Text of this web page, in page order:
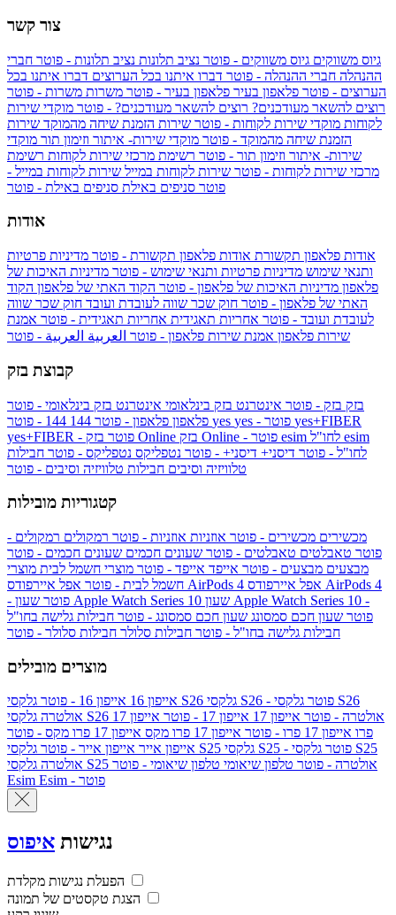
צור קשר
גיוס משווקים גיוס משווקים - פוטר נציב תלונות נציב תלונות - פוטר חברי
ההנהלה חברי ההנהלה - פוטר דברו איתנו בכל הערוצים דברו איתנו בכל
הערוצים - פוטר פלאפון בעיר פלאפון בעיר - פוטר משרות משרות - פוטר
רוצים להשאר מעודכנים? רוצים להשאר מעודכנים? - פוטר מוקדי שירות
לקוחות מוקדי שירות לקוחות - פוטר שירות הזמנת שיחה מהמוקד שירות
הזמנת שיחה מהמוקד - פוטר מוקדי שירות- איתור וזימון תור מוקדי
שירות- איתור וזימון תור - פוטר רשימת מרכזי שירות לקוחות רשימת
מרכזי שירות לקוחות - פוטר שירות לקוחות במייל שירות לקוחות במייל -
פוטר סניפים באילת סניפים באילת - פוטר
אודות
אודות פלאפון תקשורת אודות פלאפון תקשורת - פוטר מדיניות פרטיות
ותנאי שימוש מדיניות פרטיות ותנאי שימוש - פוטר מדיניות האיכות של
פלאפון מדיניות האיכות של פלאפון - פוטר הקוד האתי של פלאפון הקוד
האתי של פלאפון - פוטר חוק שכר שווה לעובדת ועובד חוק שכר שווה
לעובדת ועובד - פוטר אחריות תאגידית אחריות תאגידית - פוטר אמנת
שירות פלאפון אמנת שירות פלאפון - פוטר العربية العربية - פוטר
קבוצת בזק
בזק בזק - פוטר אינטרנט בזק בינלאומי אינטרנט בזק בינלאומי - פוטר
פלאפון פלאפון - פוטר 144 yes
yes+FIBER
yes+FIBER - פוטר בזק Online
esim
לחו"ל - פוטר דיסני+ דיסני+ - פוטר נטפליקס נטפליקס - פוטר חבילות
טלוויזיה וסיבים חבילות טלוויזיה וסיבים - פוטר
קטגוריות מובילות
מכשירים מכשירים - פוטר אוזניות אוזניות - פוטר רמקולים רמקולים -
פוטר טאבלטים טאבלטים - פוטר שעונים חכמים שעונים חכמים - פוטר
מבצעים מבצעים - פוטר אייפד אייפד - פוטר מוצרי חשמל לבית מוצרי
חשמל לבית - פוטר אפל איירפודס AirPods 4 אפל איירפודס AirPods 4
- פוטר שעון Apple Watch Series 10 שעון Apple Watch Series 10 -
פוטר שעון חכם סמסונג שעון חכם סמסונג - פוטר חבילות גלישה בחו"ל
חבילות גלישה בחו"ל - פוטר חבילות סלולר חבילות סלולר - פוטר
מוצרים מובילים
אייפון 16 אייפון 16 - פוטר גלקסי S26 גלקסי S26 - פוטר גלקסי S26
אולטרה
גלקסי S26 אולטרה - פוטר אייפון 17 אייפון 17 - פוטר
אייפון 17
פרו אייפון 17 פרו - פוטר אייפון 17 פרו מקס
אייפון 17 פרו מקס - פוטר
אייפון אייר אייפון אייר - פוטר גלקסי S25 גלקסי S25 - פוטר גלקסי S25
אולטרה
גלקסי S25 אולטרה - פוטר טלפון שיאומי טלפון שיאומי - פוטר
Esim
Esim - פוטר
נגישות איפוס
הפעלת נגישות מקלדת
הצגת טקסטים של תמונה